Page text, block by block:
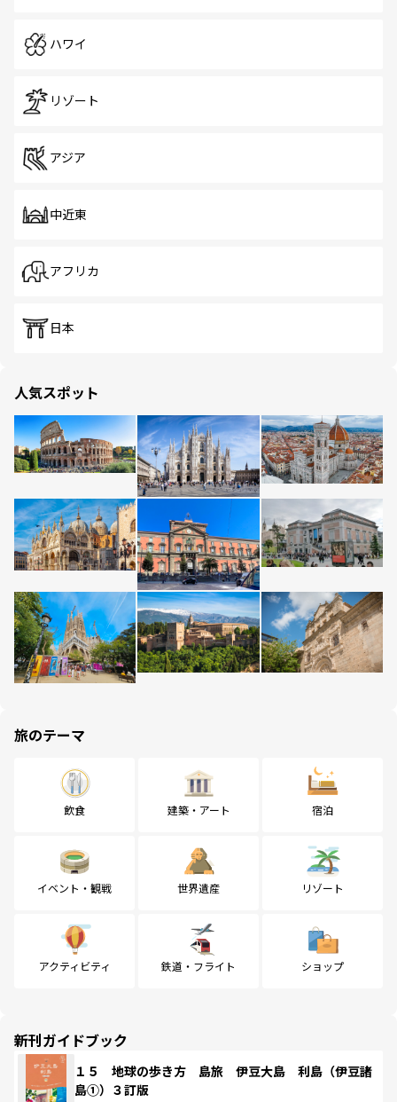
ハワイ
リゾート
アジア
中近東
アフリカ
日本
人気スポット
旅のテーマ
飲食 建築・アート 宿泊
イベント・観戦 世界遺産 リゾート
アクティビティ 鉄道・フライト ショップ
新刊ガイドブック
１５ 地球の歩き方 島旅 伊豆大島 利島（伊豆諸
島①）３訂版